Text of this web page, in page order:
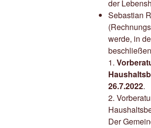
der
Sebastian
werde, in
1.
26.7.2022.
2.
Der